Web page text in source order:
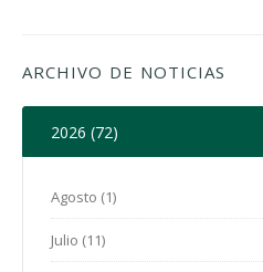
ARCHIVO DE NOTICIAS
2026 (72)
Agosto (1)
Julio (11)